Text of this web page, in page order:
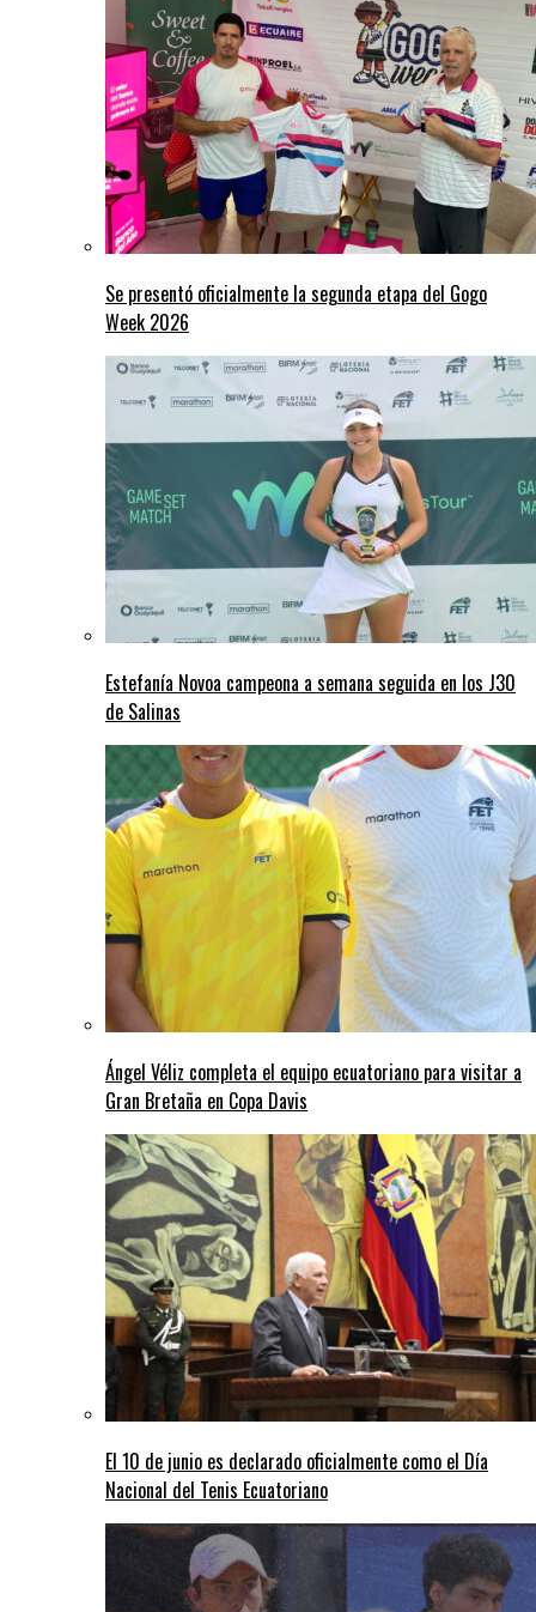
Se presentó oficialmente la segunda etapa del Gogo
Week 2026
Estefanía Novoa campeona a semana seguida en los J30
de Salinas
Ángel Véliz completa el equipo ecuatoriano para visitar a
Gran Bretaña en Copa Davis
El 10 de junio es declarado oficialmente como el Día
Nacional del Tenis Ecuatoriano